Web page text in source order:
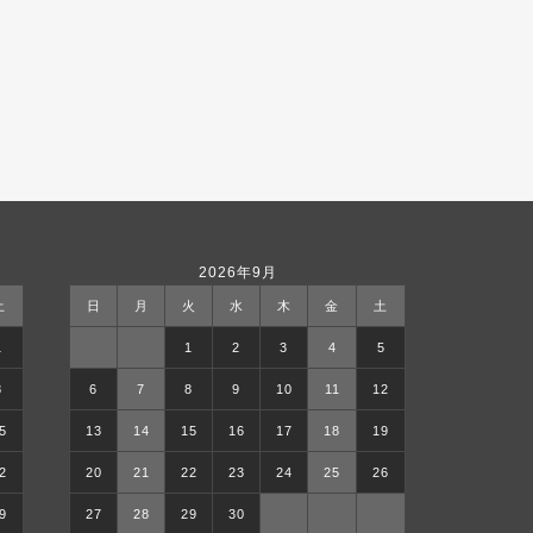
2026年9月
日 月 火 水 木 金 土
1 2 3 4 5
6 7 8 9 10 11 12
13 14 15 16 17 18 19
20 21 22 23 24 25 26
27 28 29 30